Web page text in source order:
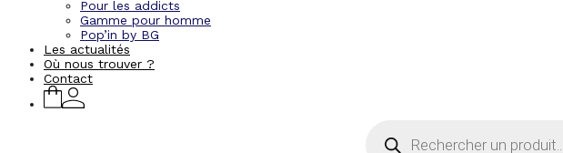
Pour les addicts
Gamme pour homme
Pop’in by BG
Les actualités
Où nous trouver ?
Contact